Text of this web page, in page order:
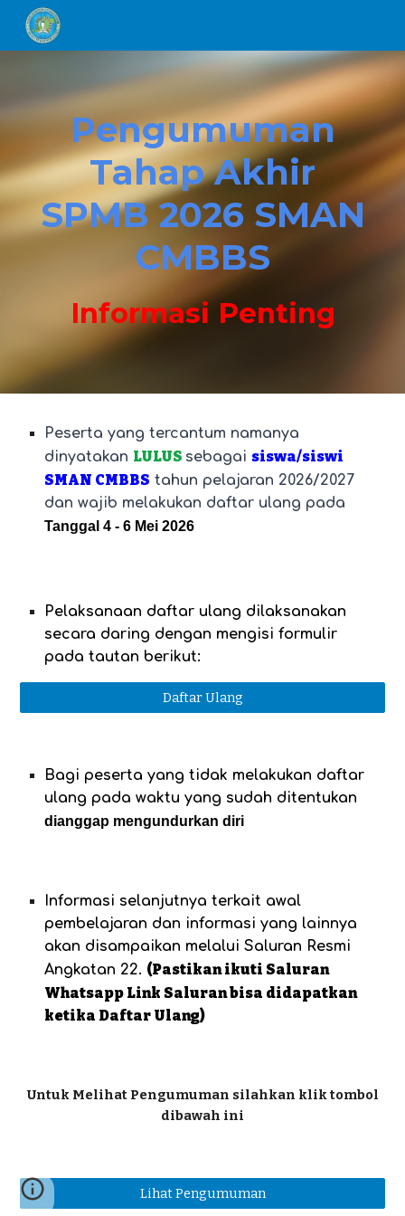
Skip to main content
Pengumuman
Tahap Akhir
SPMB 2026 SMAN
CMBBS
Informasi Penting
Peserta yang tercantum namanya
dinyatakan LULUS sebagai siswa/siswi
SMAN CMBBS tahun pelajaran 2026/2027
dan wajib melakukan daftar ulang pada
Tanggal 4 - 6 Mei 2026
Pelaksanaan daftar ulang dilaksanakan
secara daring dengan mengisi formulir
pada tautan berikut:
Daftar Ulang
Bagi peserta yang tidak melakukan daftar
ulang pada waktu yang sudah ditentukan
dianggap mengundurkan diri
Informasi selanjutnya terkait awal
pembelajaran dan informasi yang lainnya
akan disampaikan melalui Saluran Resmi
Angkatan 22. (Pastikan ikuti Saluran
Whatsapp Link Saluran bisa didapatkan
ketika Daftar Ulang)
Untuk Melihat Pengumuman silahkan klik tombol
dibawah ini
Lihat Pengumuman